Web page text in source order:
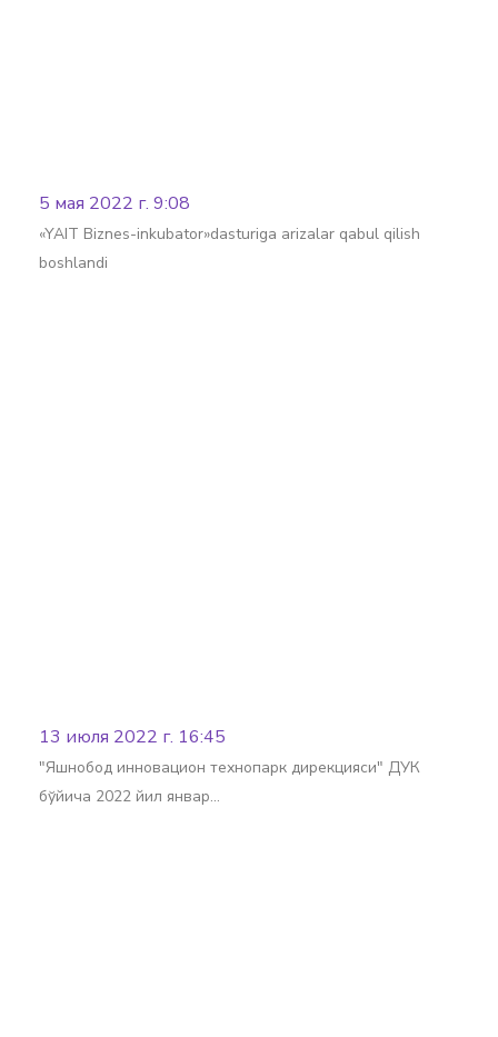
5 мая 2022 г. 9:08
«YAIT Biznes-inkubator»dasturiga arizalar qabul qilish
boshlandi
13 июля 2022 г. 16:45
"Яшнобод инновацион технопарк дирекцияси" ДУК
бўйича 2022 йил январ…